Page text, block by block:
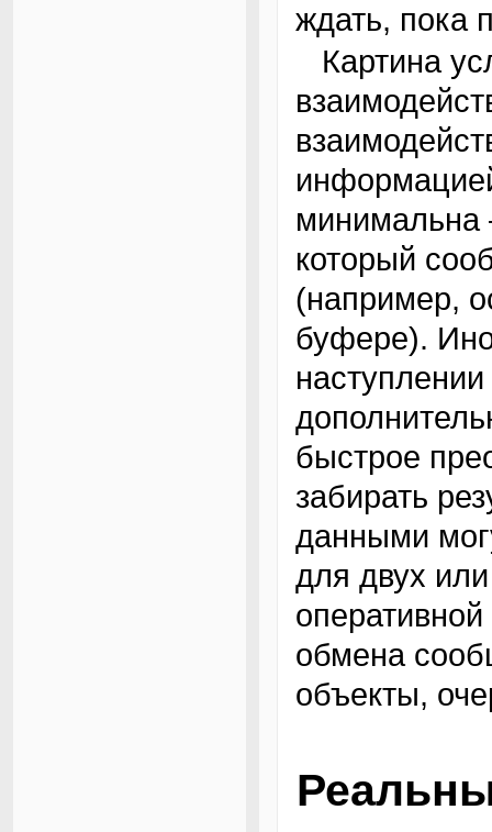
ждать, пока
Картина усложняется, когда процессы должны
минимальна
который
(например,
буфере).
быстрое
забирать
данными
для двух
обмена
объекты,